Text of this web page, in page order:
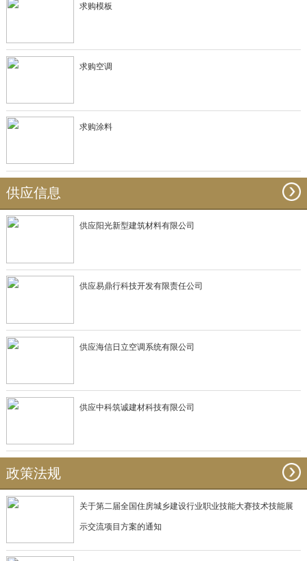
求购模板
求购空调
求购涂料
供应信息
供应阳光新型建筑材料有限公司
供应易鼎行科技开发有限责任公司
供应海信日立空调系统有限公司
供应中科筑诚建材科技有限公司
政策法规
关于第二届全国住房城乡建设行业职业技能大赛技术技能展
示交流项目方案的通知